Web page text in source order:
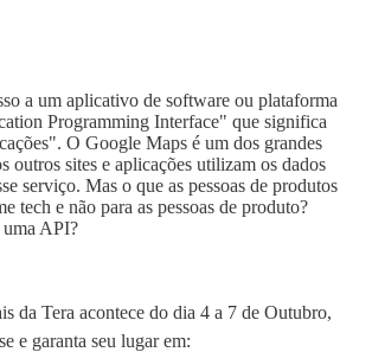
a um aplicativo de software ou plataforma
Programming Interface" que significa
O Google Maps é um dos grandes
sites e aplicações utilizam os dados
serviço. Mas o que as pessoas de produtos
tech e não para as pessoas de produto?
API?
da Tera acontece do dia 4 a 7 de Outubro,
e garanta seu lugar em: